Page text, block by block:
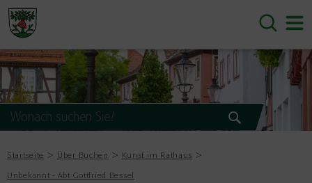
Startseite Über Buchen Kunst im Rathaus
Unbekannt - Abt Gottfried Bessel